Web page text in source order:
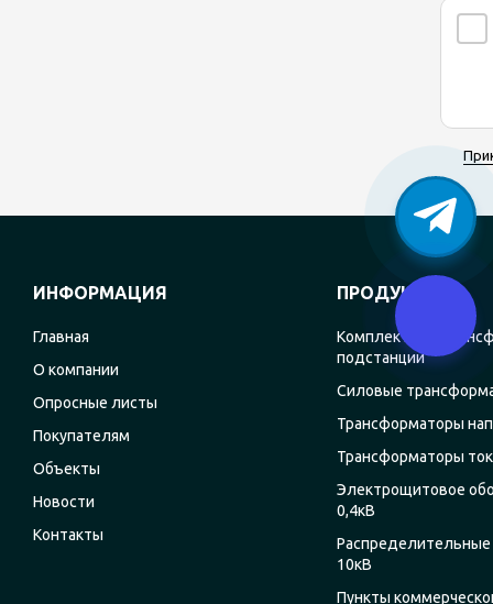
ИНФОРМАЦИЯ
Главная
О компании
Опросные листы
Покупателям
Объекты
Новости
Контакты
ПРОДУКЦИЯ
Комплектные
подстанции
Силовые
Трансформаторы
Трансформаторы
Электрощитовое
0,4кВ
Распределительные
10кВ
Пункты